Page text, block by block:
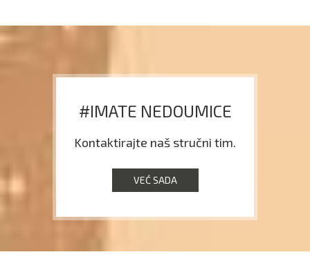
#IMATE NEDOUMICE
Kontaktirajte naš stručni tim.
VEĆ SADA